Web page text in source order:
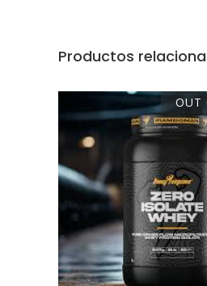
Productos
OUT
LEER MÁS